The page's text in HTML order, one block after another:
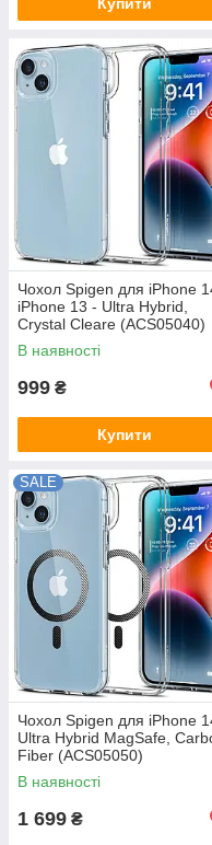
Чохол Spigen для iPhone
iPhone 13 - Ultra Hybrid,
Crystal Cleare (ACS05040)
В наявності
999 ₴
Купити
SALE
Чохол Spigen для iPhone
Ultra Hybrid MagSafe,
Fiber (ACS05050)
В наявності
1 699 ₴